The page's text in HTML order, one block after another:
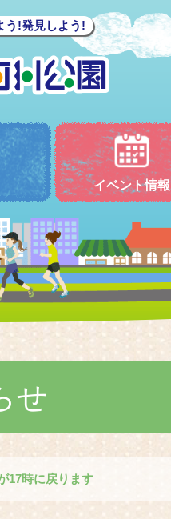
う!発見しよう!
イベント情報
せ
17時に戻ります